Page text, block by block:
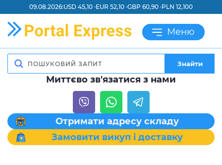
09.08.2026:USD 45,10 ·EUR 52,10 ·GBP 60,90 ·PLN 12,100
Меню
Знайти
Миттєво зв'язатися з нами
Отримати адресу складу
Замовити викуп і доставку